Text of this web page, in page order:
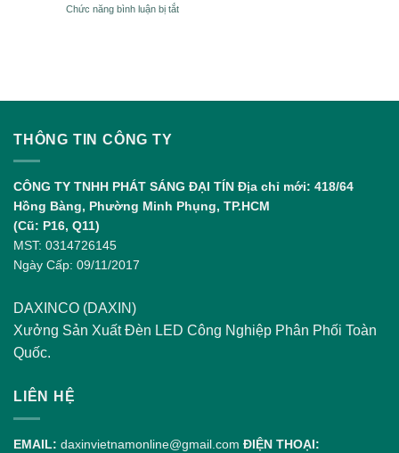
Chiếu
Sử
Chức năng bình luận bị tắtở
Điểm
Phát
Triển
THÔNG TIN CÔNG TY
CÔNG TY TNHH PHÁT SÁNG ĐẠI TÍN Địa chỉ mới: 418/64
Hồng Bàng, Phường Minh Phụng, TP.HCM
(Cũ: P16, Q11)
MST: 0314726145
Ngày Cấp: 09/11/2017
DAXINCO (DAXIN)
Xưởng Sản Xuất Đèn LED Công Nghiệp Phân Phối Toàn
Quốc.
LIÊN HỆ
EMAIL: daxinvietnamonline@gmail.com ĐIỆN THOẠI: